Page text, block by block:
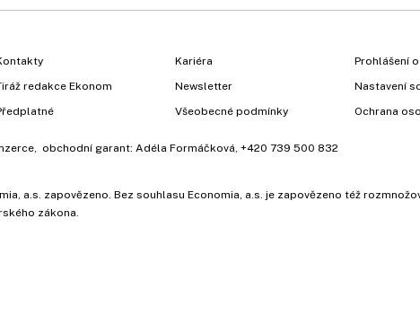
redakce Ekonom
Kariéra
Newsletter
Všeobecné podmínky
Prohlášení
Nastavení
Ochrana
, obchodní garant: Adéla Formáčková +420 739 500 832
a.s. zapovězeno. Bez souhlasu Economia, a.s. je zapovězeno též
zákona.